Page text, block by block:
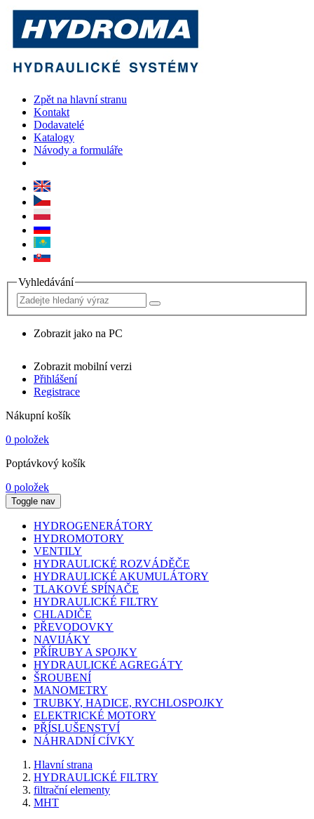
Zpět na hlavní stranu
Kontakt
Dodavatelé
Katalogy
Návody a formuláře
Vyhledávání
Zobrazit jako na PC
Zobrazit mobilní verzi
Přihlášení
Registrace
Nákupní košík
0 položek
Poptávkový košík
0 položek
Toggle nav
HYDROGENERÁTORY
HYDROMOTORY
VENTILY
HYDRAULICKÉ ROZVÁDĚČE
HYDRAULICKÉ AKUMULÁTORY
TLAKOVÉ SPÍNAČE
HYDRAULICKÉ FILTRY
CHLADIČE
PŘEVODOVKY
NAVIJÁKY
PŘÍRUBY A SPOJKY
HYDRAULICKÉ AGREGÁTY
ŠROUBENÍ
MANOMETRY
TRUBKY, HADICE, RYCHLOSPOJKY
ELEKTRICKÉ MOTORY
PŘÍSLUŠENSTVÍ
NÁHRADNÍ CÍVKY
Hlavní strana
HYDRAULICKÉ FILTRY
filtrační elementy
MHT